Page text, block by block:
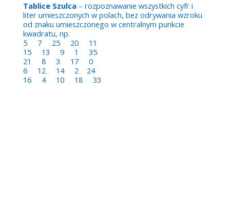
Tablice Szulca– rozpoznawanie wszystkich cyfr i
liter umieszczonych w polach, bez odrywania wzroku
od znaku umieszczonego w centralnym punkcie
kwadratu, np.
5 7 25 20 11
15 13 9 1 35
21 8 3 17 0
6 12 14 2 24
16 4 10 18 33